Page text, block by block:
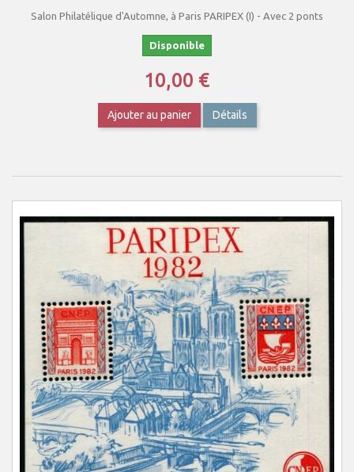
Salon Philatélique d'Automne, à Paris PARIPEX (I) - Avec 2 ponts
Disponible
10,00 €
Ajouter au panier Détails